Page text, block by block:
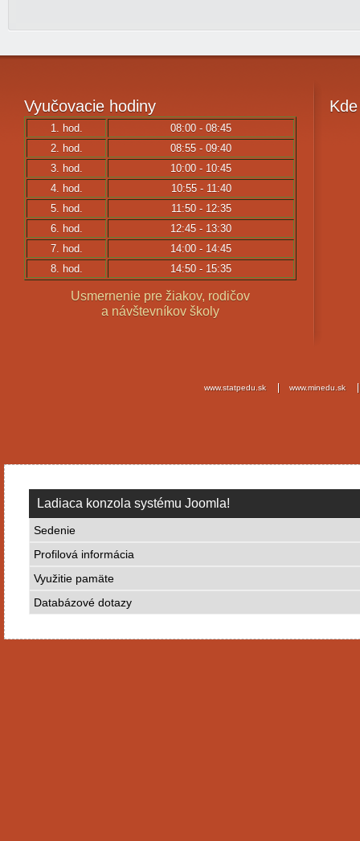
Vyučovacie hodiny
1. hod.
08:00 - 08:45
2. hod.
08:55 - 09:40
3. hod.
10:00 - 10:45
4. hod.
10:55 - 11:40
5. hod.
11:50 - 12:35
6. hod.
12:45 - 13:30
7. hod.
14:00 - 14:45
8. hod.
14:50 - 15:35
Usmernenie pre žiakov, rodičov
a návštevníkov školy
Kde
www.statpedu.sk www.minedu.sk
Ladiaca konzola systému Joomla!
Sedenie
Profilová informácia
Využitie pamäte
Databázové dotazy